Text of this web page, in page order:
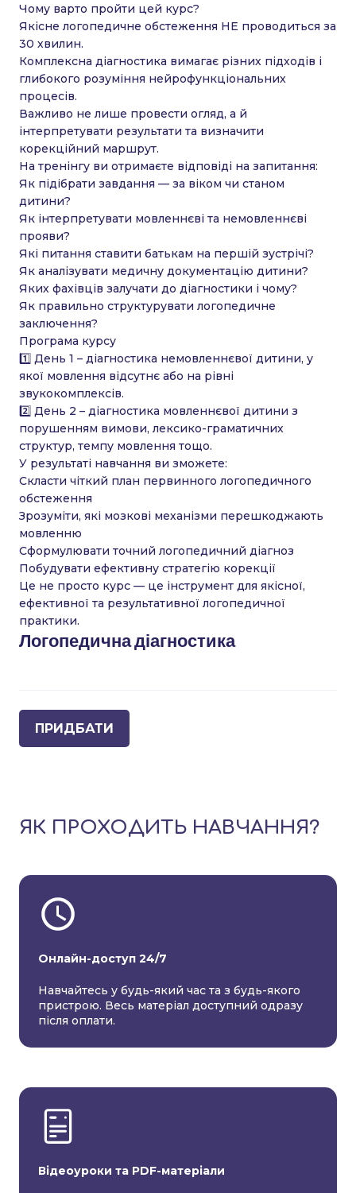
Чому варто пройти цей курс?
Якісне логопедичне обстеження НЕ проводиться за
30 хвилин.
Комплексна діагностика вимагає різних підходів і
глибокого розуміння нейрофункціональних
процесів.
Важливо не лише провести огляд, а й
інтерпретувати результати та визначити
корекційний маршрут.
На тренінгу ви отримаєте відповіді на запитання:
Як підібрати завдання — за віком чи станом
дитини?
Як інтерпретувати мовленнєві та немовленнєві
прояви?
Які питання ставити батькам на першій зустрічі?
Як аналізувати медичну документацію дитини?
Яких фахівців залучати до діагностики і чому?
Як правильно структурувати логопедичне
заключення?
Програма курсу
1️⃣ День 1 – діагностика немовленнєвої дитини, у
якої мовлення відсутнє або на рівні
звукокомплексів.
2️⃣ День 2 – діагностика мовленнєвої дитини з
порушенням вимови, лексико-граматичних
структур, темпу мовлення тощо.
У результаті навчання ви зможете:
Скласти чіткий план первинного логопедичного
обстеження
Зрозуміти, які мозкові механізми перешкоджають
мовленню
Сформулювати точний логопедичний діагноз
Побудувати ефективну стратегію корекції
Це не просто курс — це інструмент для якісної,
ефективної та результативної логопедичної
практики.
Логопедична діагностика
ПРИДБАТИ
ЯК ПРОХОДИТЬ НАВЧАННЯ?
Онлайн-доступ 24/7
Навчайтесь у будь-який час та з будь-якого
пристрою. Весь матеріал доступний одразу
після оплати.
Відеоуроки та PDF-матеріали